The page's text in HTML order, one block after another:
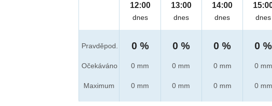
Pravděpod.
Očekáváno
Maximum
12:00
dnes
0 %
0 mm
0 mm
13:00
dnes
0 %
0 mm
0 mm
14:00
dnes
0 %
0 mm
0 mm
dnes
0 %
0 mm
0 mm